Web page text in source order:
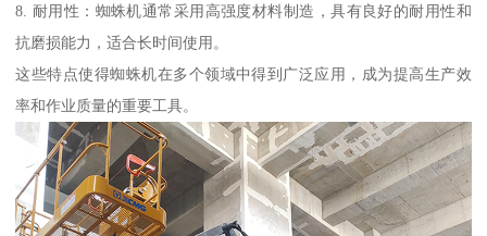
8. 耐用性：蜘蛛机通常采用高强度材料制造，具有良好的耐用性和
抗磨损能力，适合长时间使用。
这些特点使得蜘蛛机在多个领域中得到广泛应用，成为提高生产效
率和作业质量的重要工具。